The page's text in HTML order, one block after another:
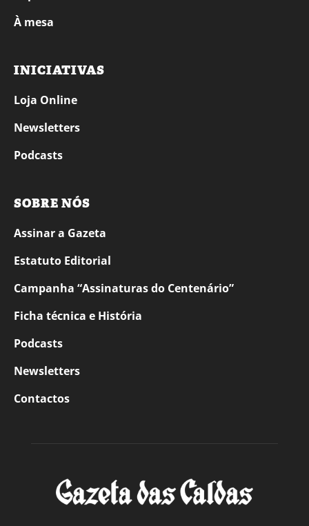
À mesa
INICIATIVAS
Loja Online
Newsletters
Podcasts
SOBRE NÓS
Assinar a Gazeta
Estatuto Editorial
Campanha “Assinaturas do Centenário”
Ficha técnica e História
Podcasts
Newsletters
Contactos